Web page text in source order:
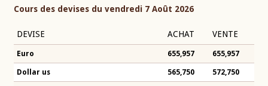
Cours des devises du vendredi 7 Août 2026
DEVISE ACHAT VENTE
Euro 655,957 655,957
Dollar us 565,750 572,750